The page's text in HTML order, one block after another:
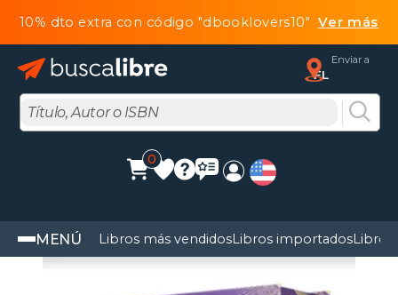
10% dto extra con código "dbooklovers10"Ver más
Enviar a
FL
0
MENÚ Libros más vendidosLibros importadosLibros